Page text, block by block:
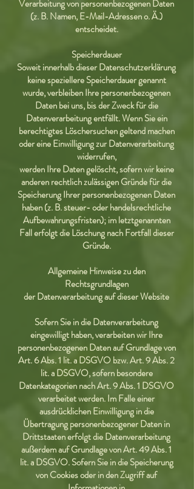
Verarbeitung von personenbezogenen Daten
(z. B. Namen, E-Mail-Adressen o. Ä.)
entscheidet.
Speicherdauer
Soweit innerhalb dieser Datenschutzerklärung
keine speziellere Speicherdauer genannt
wurde, verbleiben Ihre personenbezogenen
Daten bei uns, bis der Zweck für die
Datenverarbeitung entfällt. Wenn Sie ein
berechtigtes Löschersuchen geltend machen
oder eine Einwilligung zur Datenverarbeitung
widerrufen,
werden Ihre Daten gelöscht, sofern wir keine
anderen rechtlich zulässigen Gründe für die
Speicherung Ihrer personenbezogenen Daten
haben (z. B. steuer- oder handelsrechtliche
Aufbewahrungsfristen); im letztgenannten
Fall erfolgt die Löschung nach Fortfall dieser
Gründe.
Allgemeine Hinweise zu den
Rechtsgrundlagen
der Datenverarbeitung auf dieser Website
Sofern Sie in die Datenverarbeitung
eingewilligt haben, verarbeiten wir Ihre
personenbezogenen Daten auf Grundlage von
Art. 6 Abs. 1 lit. a DSGVO bzw. Art. 9 Abs. 2
lit. a DSGVO, sofern besondere
Datenkategorien nach Art. 9 Abs. 1 DSGVO
verarbeitet werden. Im Falle einer
ausdrücklichen Einwilligung in die
Übertragung personenbezogener Daten in
Drittstaaten erfolgt die Datenverarbeitung
außerdem auf Grundlage von Art. 49 Abs. 1
lit. a DSGVO. Sofern Sie in die Speicherung
von Cookies oder in den Zugriff auf